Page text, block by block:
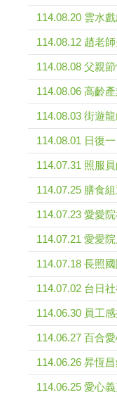
114.08.20 雲水
114.08.12 趙老
114.08.08 父親
114.08.06 高齡
114.08.03 街遊
114.08.01 日復
114.07.31 照服
114.07.25 膳食
114.07.23 愛愛
114.07.21 愛愛
114.07.18 長照
114.07.02 台日
114.06.30 員工
114.06.27 百合
114.06.26 昇恆
114.06.25 愛心